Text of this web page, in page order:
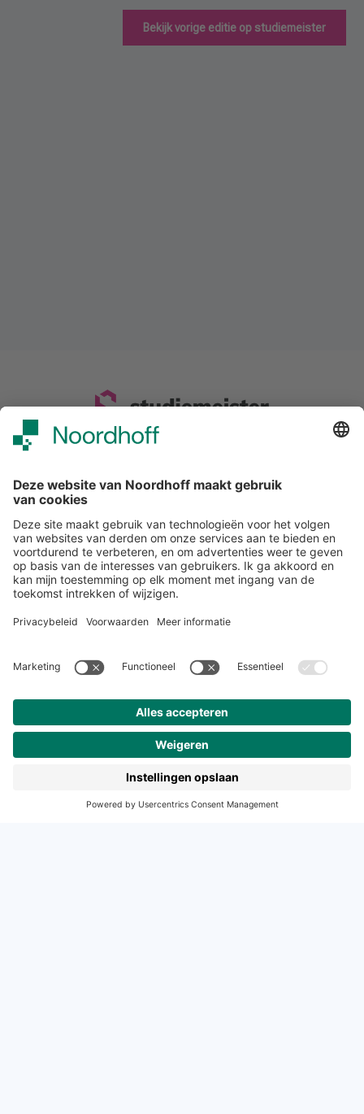
Bekijk vorige editie op studiemeister
Snel naar
Over studiemeister
Inloggen
Veelgestelde vragen
Contact
Meer van Noordhoff
Noordhoff.nl
Hogeschooltaal